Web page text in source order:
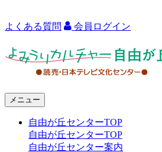
よくある質問 会員ログイン
メニュー
自由が丘センターTOP
自由が丘センターTOP
自由が丘センター案内